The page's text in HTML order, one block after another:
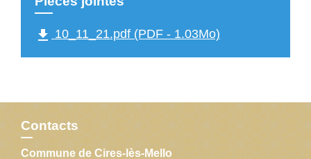
file_download 10_11_21.pdf (PDF - 1.03Mo)
Contacts
Commune de Cires-lès-Mello